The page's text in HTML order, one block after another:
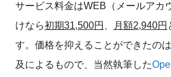
サービス料金はWEB（メールアカ
けなら初期31,500円 月額2,940円
す。価格を抑えることができたの
及によるもので、当然執筆した